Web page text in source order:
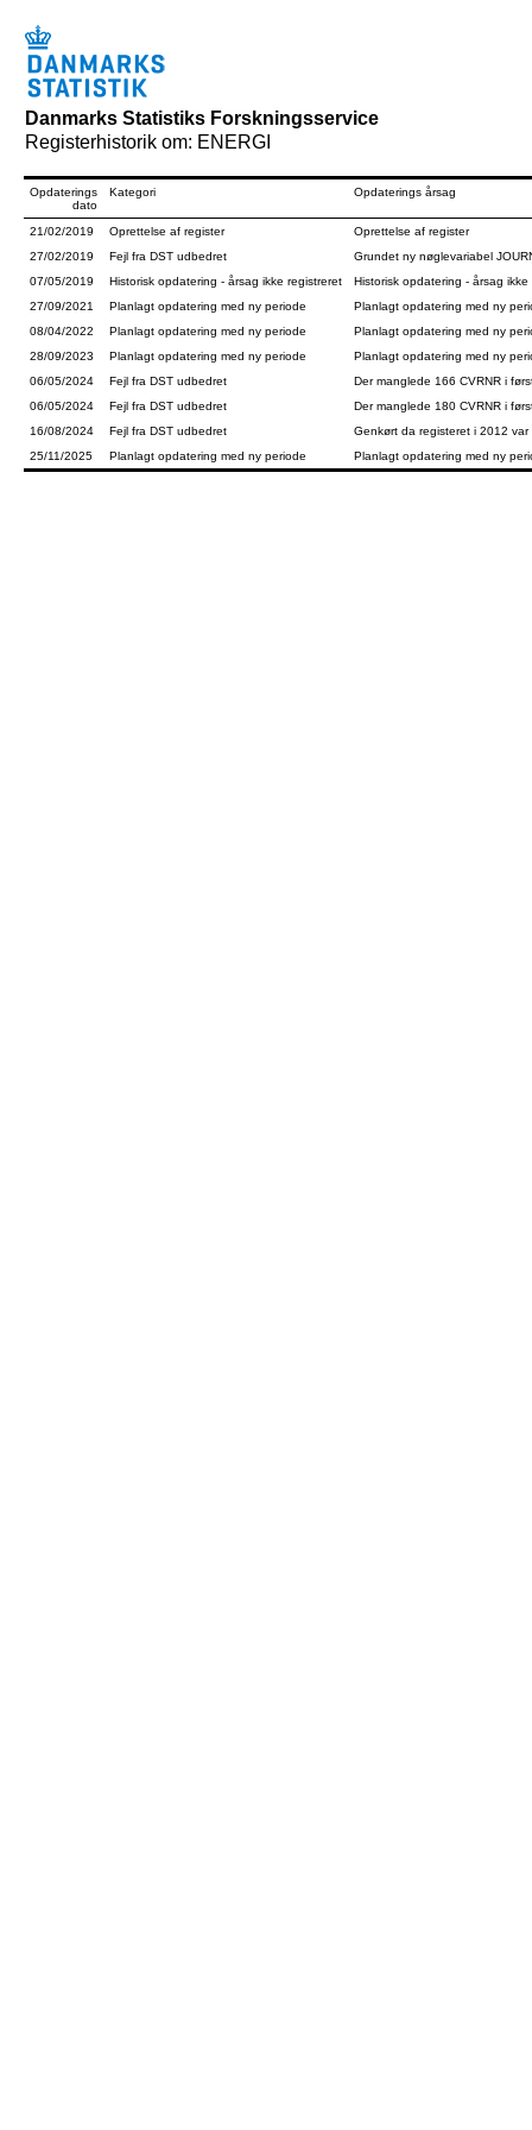
Danmarks Statistiks Forskningsservice
Registerhistorik om: ENERGI
Opdaterings
dato
Kategori Opdaterings årsag
21/02/2019 Oprettelse af register
Oprettelse af register
27/02/2019
Fejl fra DST udbedret
Grundet ny nøglevariabel
07/05/2019
Historisk opdatering - årsag ikke registreret
Historisk opdatering - årsag ikke
27/09/2021
Planlagt opdatering med ny periode
Planlagt opdatering med ny
08/04/2022
Planlagt opdatering med ny periode
Planlagt opdatering med ny
28/09/2023
Planlagt opdatering med ny periode
Planlagt opdatering med ny
06/05/2024
Fejl fra DST udbedret
Der manglede 166 CVRNR i
06/05/2024
Fejl fra DST udbedret
Der manglede 180 CVRNR i
16/08/2024
Fejl fra DST udbedret
Genkørt da registeret i 2012
25/11/2025
Planlagt opdatering med ny periode Planlagt opdatering med ny